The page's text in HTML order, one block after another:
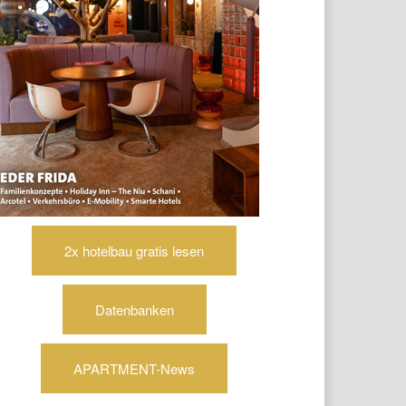
2x hotelbau gratis lesen
Datenbanken
APARTMENT-News